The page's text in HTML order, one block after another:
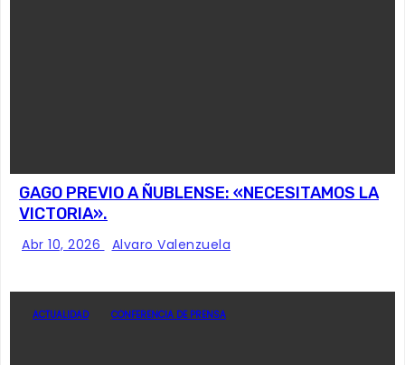
GAGO PREVIO A ÑUBLENSE: «NECESITAMOS LA
VICTORIA».
Abr 10, 2026 Alvaro Valenzuela
ACTUALIDAD CONFERENCIA DE PRENSA